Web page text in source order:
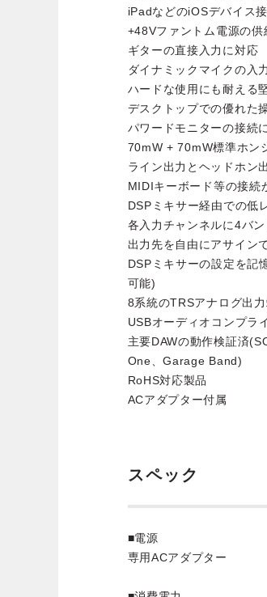
iPadなどのiOSデバイス
+48Vファントム電源の供
ギターの直接入力に対応
ダイナミックマイクの入
ハードな使用にも耐える
デスクトップでの優れた
パワードモニターの接続
70mW + 70mW標準ホン
ライン出力とヘッドホン
MIDIキーボード等の接続
DSPミキサー経由での低
各入力チャンネルに4バ
出力先を自由にアサイン
DSPミキサーの設定を記
可能)
8系統のTRSアナログ出
USBオーディオコンプラ
主要DAWの動作検証済
One、Garage Band)
RoHS対応製品
ACアダプター付属
スペック
■電源
専用ACアダプター